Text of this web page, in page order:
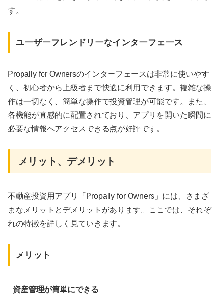
す。
ユーザーフレンドリーなインターフェース
Propally for Ownersのインターフェースは非常に使いやす
く、初心者から上級者まで快適に利用できます。複雑な操
作は一切なく、簡単な操作で投資管理が可能です。また、
各機能が直感的に配置されており、アプリを開いた瞬間に
必要な情報へアクセスできる点が好評です。
メリット、デメリット
不動産投資用アプリ「Propally for Owners」には、さまざ
まなメリットとデメリットがあります。ここでは、それぞ
れの特徴を詳しく見ていきます。
メリット
資産管理が簡単にできる